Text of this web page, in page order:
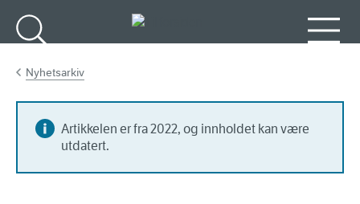
Nyhetsarkiv
Artikkelen er fra 2022, og innholdet kan være
utdatert.